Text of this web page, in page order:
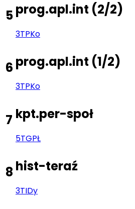
5prog.apl.int (2/2)
3TPKo
6 prog.apl.int (1/2)
3TPKo
7 kpt.per-społ
5TGPŁ
8 hist-teraź
3TIDy